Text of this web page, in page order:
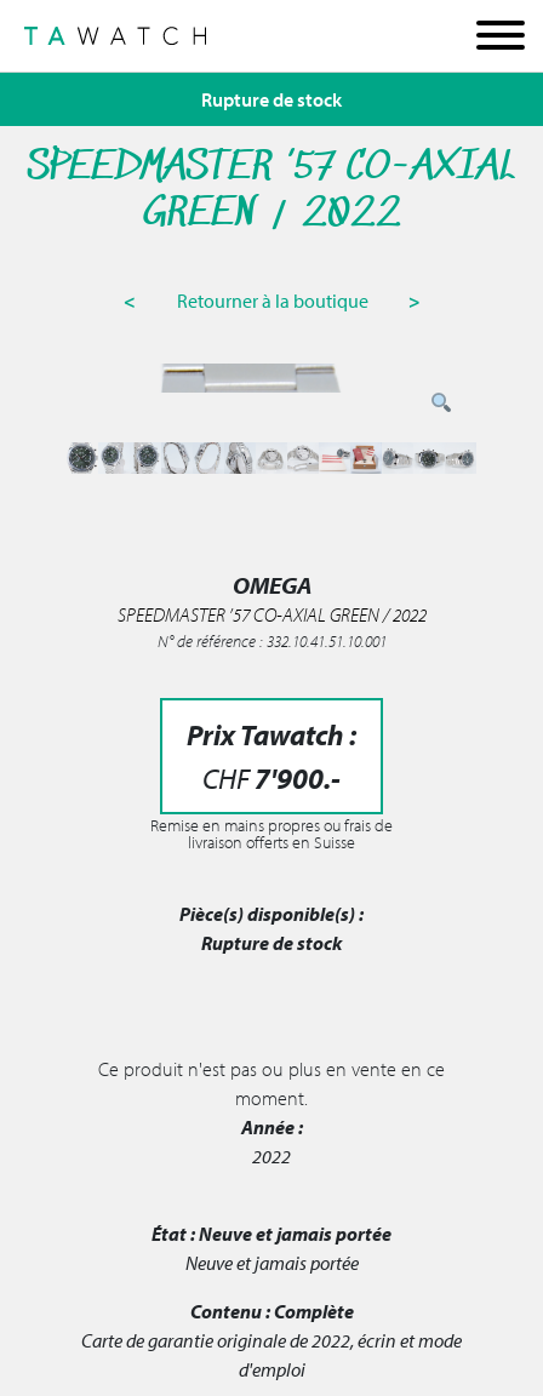
SPEEDMASTER ’57 CO-AXIAL
GREEN / 2022
< Retourner à la boutique >
OMEGA
SPEEDMASTER ’57 CO-AXIAL GREEN / 2022
N° de référence : 332.10.41.51.10.001
Prix Tawatch :
CHF7'900.-
Remise en mains propres ou frais de
livraison offerts en Suisse
Pièce(s) disponible(s) :
Rupture de stock
Rupture de stock
Ce produit n'est pas ou plus en vente en ce
moment.
Année :
2022
État :Neuve et jamais portée
Neuve et jamais portée
Contenu :Complète
Carte de garantie originale de 2022, écrin et mode
d'emploi